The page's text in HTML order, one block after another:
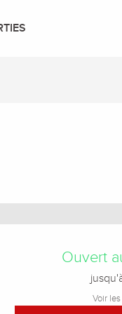
Ouvert
Voir